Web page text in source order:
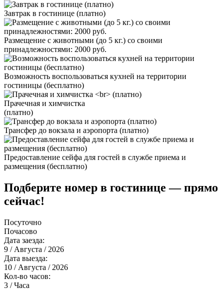
Завтрак в гостинице (платно)
Размещение с животными (до 5 кг.) cо своими
принадлежностями: 2000 руб.
Возможность воспользоваться кухней на территории
гостиницы (бесплатно)
Прачечная и химчистка
(платно)
Трансфер до вокзала и аэропорта (платно)
Предоставление сейфа для гостей в службе приема и
размещения (бесплатно)
Подберите номер в гостинице — прямо
сейчас!
Посуточно
Почасово
Дата заезда:
9 / Августа / 2026
Дата выезда:
10 / Августа / 2026
Кол-во часов:
3 / Часа